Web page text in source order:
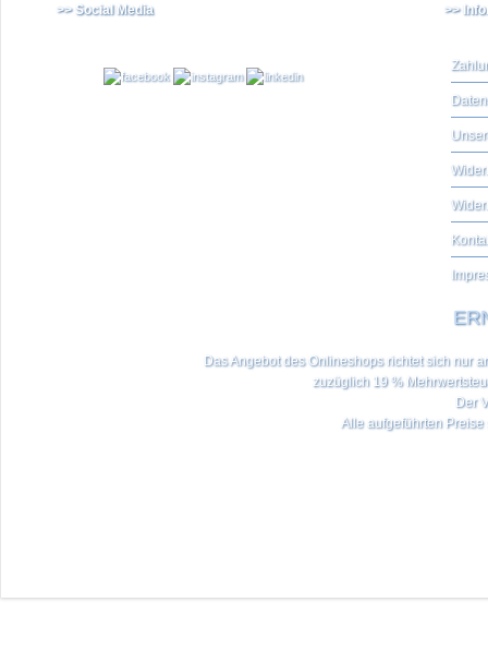
>> Social Media >>
Das Angebot des Onlineshops richtet sich nur
zuzüglich 19 %
Der
Alle aufgeführten